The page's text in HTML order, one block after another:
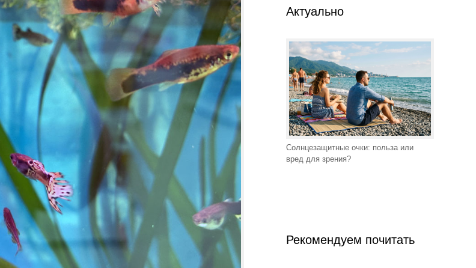
Актуально
Солнцезащитные очки: польза или
вред для зрения?
Рекомендуем почитать